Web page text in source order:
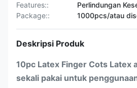
Features::
Perlindungan
Package::
1000pcs/atau
Deskripsi Produk
10pc Latex Finger Cots Latex
sekali pakai untuk